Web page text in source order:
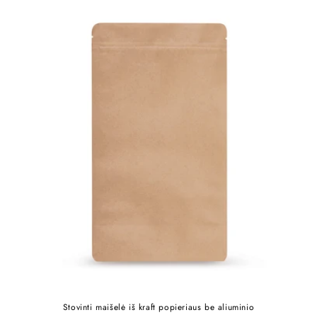
Stovinti maišelė iš kraft popieriaus be aliuminio